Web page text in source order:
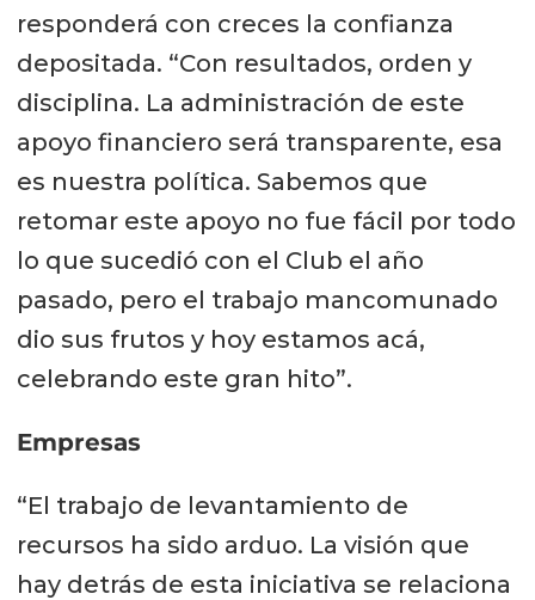
responderá con creces la confianza
depositada. “Con resultados, orden y
disciplina. La administración de este
apoyo financiero será transparente, esa
es nuestra política. Sabemos que
retomar este apoyo no fue fácil por todo
lo que sucedió con el Club el año
pasado, pero el trabajo mancomunado
dio sus frutos y hoy estamos acá,
celebrando este gran hito”.
Empresas
“El trabajo de levantamiento de
recursos ha sido arduo. La visión que
hay detrás de esta iniciativa se relaciona